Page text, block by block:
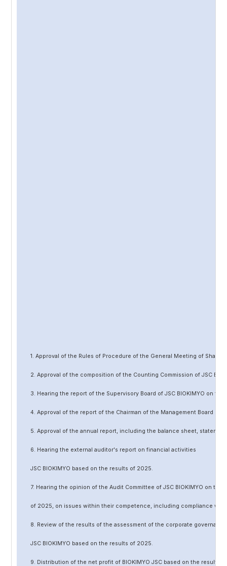
1. Approval of the Rules of Procedure of the General Meeting of
2. Approval of the composition of the Counting Commission of JSC
3. Hearing the report of the Supervisory Board of JSC BIOKIMYO on
4. Approval of the report of the Chairman of the Management Board
5. Approval of the annual report, including the balance sheet,
6. Hearing the external auditor's report on financial activities
JSC BIOKIMYO based on the results of 2025.
7. Hearing the opinion of the Audit Committee of JSC BIOKIMYO on the
of 2025, on issues within their competence, including compliance
8. Review of the results of the assessment of the corporate
JSC BIOKIMYO based on the results of 2025.
9. Distribution of the net profit of BIOKIMYO JSC based on the results